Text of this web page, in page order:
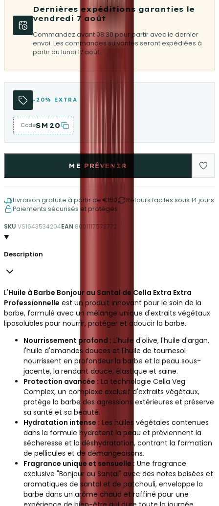
Dernières expéditions garanties le
vendredi 7 août
Commandez avant 08:30 pour partir avec le dernier
envoi. Les commandes suivantes seront expédiées à
partir du lundi 17 août.
-20% EXTRA
CodeSM20
ME PRÉVENIR
Livraison gratuite à partir de €150
Retours faciles sous 14 jours
Paiements sécurisés et protégés
SKU VS1643534204EAN 8001117572772
Description
L'Huile à Barbe Bonjour au Santal de Cella Extra Extra
Professionnelle est un produit innovant pour le soin de la
barbe, formulé avec un mélange unique d'extraits végétaux
liposolubles pour nourrir, protéger et adoucir la barbe.
Nourrissement profond : L'huile d'olive, l'huile d'argan,
l'huile d'amandes douces et l'huile de tournesol
nourrissent en profondeur la barbe et la peau sous-
jacente, la rendant douce, élastique et saine.
Protection avancée : La technologie Cella Veg
Complex, un complexe exclusif d'extraits végétaux,
protège la barbe des agressions extérieures et préserve
sa santé et sa beauté.
Hydratation intense : Les huiles végétales contenues
dans la formule hydratent la peau et préviennent la
sécheresse et la déshydratation, contrant la formation
de pellicules et de démangeaisons.
Fragrance unique et sensuelle : Une fragrance
exclusive "Bonjour au Santal" avec des notes boisées et
aromatiques de santal et de patchouli, enveloppe la
barbe dans un arôme chaud et raffiné pour une